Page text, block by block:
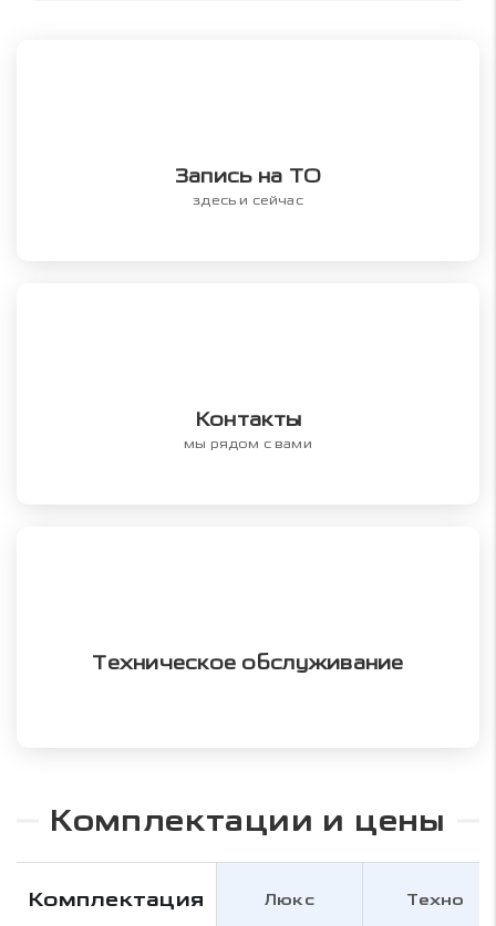
Запись на ТО
здесь и сейчас
Контакты
мы рядом с вами
Техническое обслуживание
Комплектации и цены
Комплектация Люкс Техно